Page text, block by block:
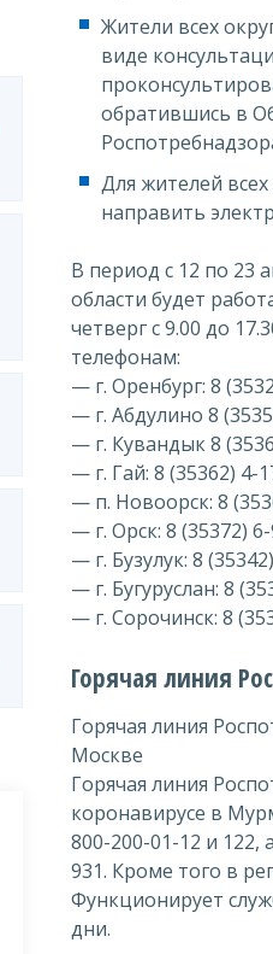
Жители всех
виде
обратившись в
Для жителей
направить
В период с 12 по 23
области будет
четверг с 9.00 до
телефонам:
— г. Оренбург: 8
— г. Абдулино 8
— г. Кувандык 8
— г. Гай: 8 (35362) 4-
— п. Новоорск: 8
— г. Орск: 8 (35372)
— г. Бузулук: 8
— г. Бугуруслан: 8
— г. Сорочинск: 8
Горячая линия
Горячая линия
Москве
Горячая линия
коронавирусе в
800-200-01-12 и 122,
931. Кроме того в
Функционирует
дни.